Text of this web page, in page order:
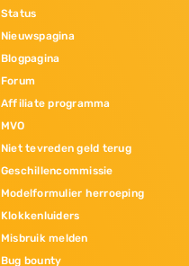
Status
Nieuwspagina
Blogpagina
Forum
Affiliate programma
MVO
Niet tevreden geld terug
Geschillencommissie
Modelformulier herroeping
Klokkenluiders
Misbruik melden
Bug bounty